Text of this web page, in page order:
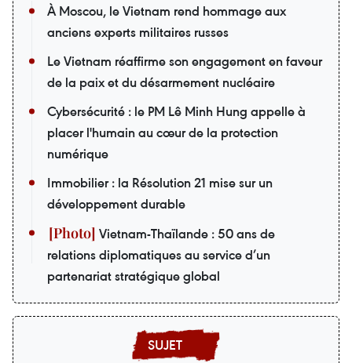
À Moscou, le Vietnam rend hommage aux
anciens experts militaires russes
Le Vietnam réaffirme son engagement en faveur
de la paix et du désarmement nucléaire
Cybersécurité : le PM Lê Minh Hung appelle à
placer l'humain au cœur de la protection
numérique
Immobilier : la Résolution 21 mise sur un
développement durable
Vietnam-Thaïlande : 50 ans de
relations diplomatiques au service d’un
partenariat stratégique global